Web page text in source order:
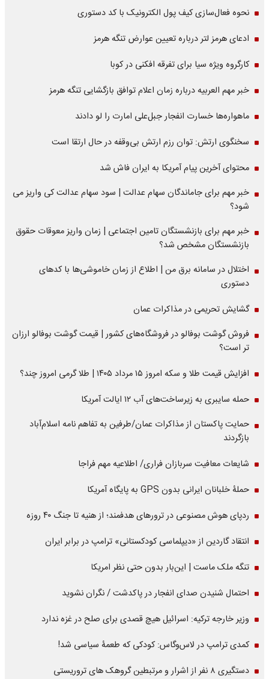
نحوه فعال‌سازی کیف پول الکترونیک با کد دستوری
ادعای هرمز لتر درباره تعیین عوارض تنگه هرمز
کارگروه ویژه سیا برای تفرقه افکنی در کوبا
خبر مهم العربیه درباره زمان اعلام توافق بازگشایی تنگه هرمز
ماهواره‌‌ها خسارت انفجار جبل‌علی امارت را لو دادند
سخنگوی ارتش: توان رزم ارتش بی‌وقفه در حال ارتقا است
محتوای آخرین پیام آمریکا به ایران فاش شد
خبر مهم برای جاماندگان سهام عدالت | سود سهام عدالت کی واریز می
شود؟
خبر مهم برای بازنشستگان تامین اجتماعی | زمان واریز معوقات حقوق
بازنشستگان مشخص شد؟
اختلال در سامانه برق من | اطلاع از زمان خاموشی‌ها با کدهای
دستوری
گشایش تحریمی در مذاکرات عمان
فروش گوشت بوفالو در فروشگاه‌های کشور | قیمت گوشت بوفالو ارزان
تر است؟
افزایش قیمت طلا و سکه امروز ۱۵ مرداد ۱۴۰۵ | طلا گرمی امروز چند؟
حمله سایبری به زیرساخت‌های آب ۱۲ ایالت آمریکا
حمایت پاکستان از مذاکرات عمان/طرفین به تفاهم نامه اسلام‌آباد
بازگردند
شایعات معافیت سربازان فراری/ اطلاعیه مهم فراجا
حملۀ خلبانان ایرانی بدون GPS به پایگاه آمریکا
ردپای هوش مصنوعی در ترورهای هدفمند؛ از هنیه تا جنگ ۴۰ روزه
انتقاد گاردین از «دیپلماسی کودکستانی» ترامپ در برابر ایران
تنگه ملک ماست | این‌بار بدون حتی نظر امریکا
احتمال شنیدن صدای انفجار در پاکدشت / نگران نشوید
وزیر خارجه ترکیه: اسرائیل هیچ قصدی برای صلح در غزه ندارد
کمدی ترامپ در لاس‌وگاس: کودکی که طعمۀ سیاسی شد!
دستگیری ۸ نفر از اشرار و مرتبطین گروهک های تروریستی